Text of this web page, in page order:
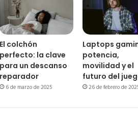
El colchón
perfecto: la clave
para un descanso
reparador
6 de marzo de 2025
Laptops
potencia,
movilidad y el
futuro del
26 de febrero de